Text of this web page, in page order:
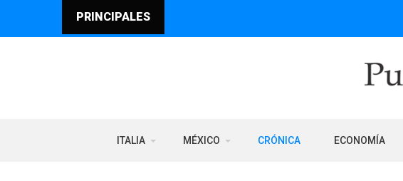
PRINCIPALES
ITALIA MÉXICO CRÓNICA ECONOMÍA